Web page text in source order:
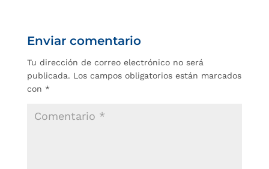
Enviar comentario
Tu dirección de correo electrónico no será
publicada. Los campos obligatorios están marcados
con *